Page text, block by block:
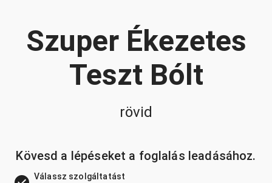
Szuper Ékezetes
Teszt Bólt
rövid
Kövesd a lépéseket a foglalás leadásához.
Válassz szolgáltatást